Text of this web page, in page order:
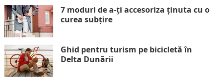
7 moduri de a-ți accesoriza ținuta cu o
curea subțire
Ghid pentru turism pe bicicletă în
Delta Dunării